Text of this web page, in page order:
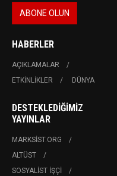
HABERLER
AÇIKLAMALAR
ETKINLIKLER
DÜNYA
DESTEKLEDIĞIMIZ
YAYINLAR
MARKSIST.ORG
ALTÜST
SOSYALIST İŞÇI